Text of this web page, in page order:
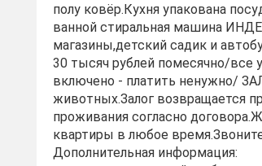
полу ковёр.Кухня упакована
ванной стиральная машина
магазины,детский садик и
30 тысяч рублей помесячно/все
включено - платить ненужно/
животных.Залог возвращается
проживания согласно
квартиры в любое
Дополнительная информация: